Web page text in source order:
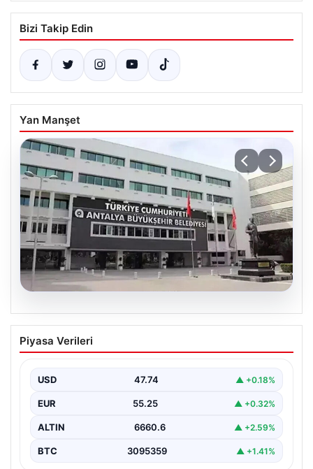
Bizi Takip Edin
Yan Manşet
06.08.2026
Antalya’daki yolsuzluk soruşturmasında
iki yeni gözaltı
Piyasa Verileri
USD 47.74 ▲ +0.18%
EUR 55.25 ▲ +0.32%
ALTIN 6660.6 ▲ +2.59%
BTC 3095359 ▲ +1.41%